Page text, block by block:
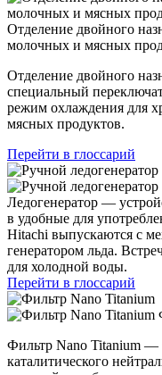
Отделение двойного
молочных и мясных
Отделение двойного
специальный
режим охлаждения для
мясных продуктов.
Перейти в глоссарий
Ледогенератор —
в удобные для
Hitachi выпускаются с
генератором льда.
для холодной воды.
Перейти в глоссарий
Фильтр Nano Titanium —
каталитического